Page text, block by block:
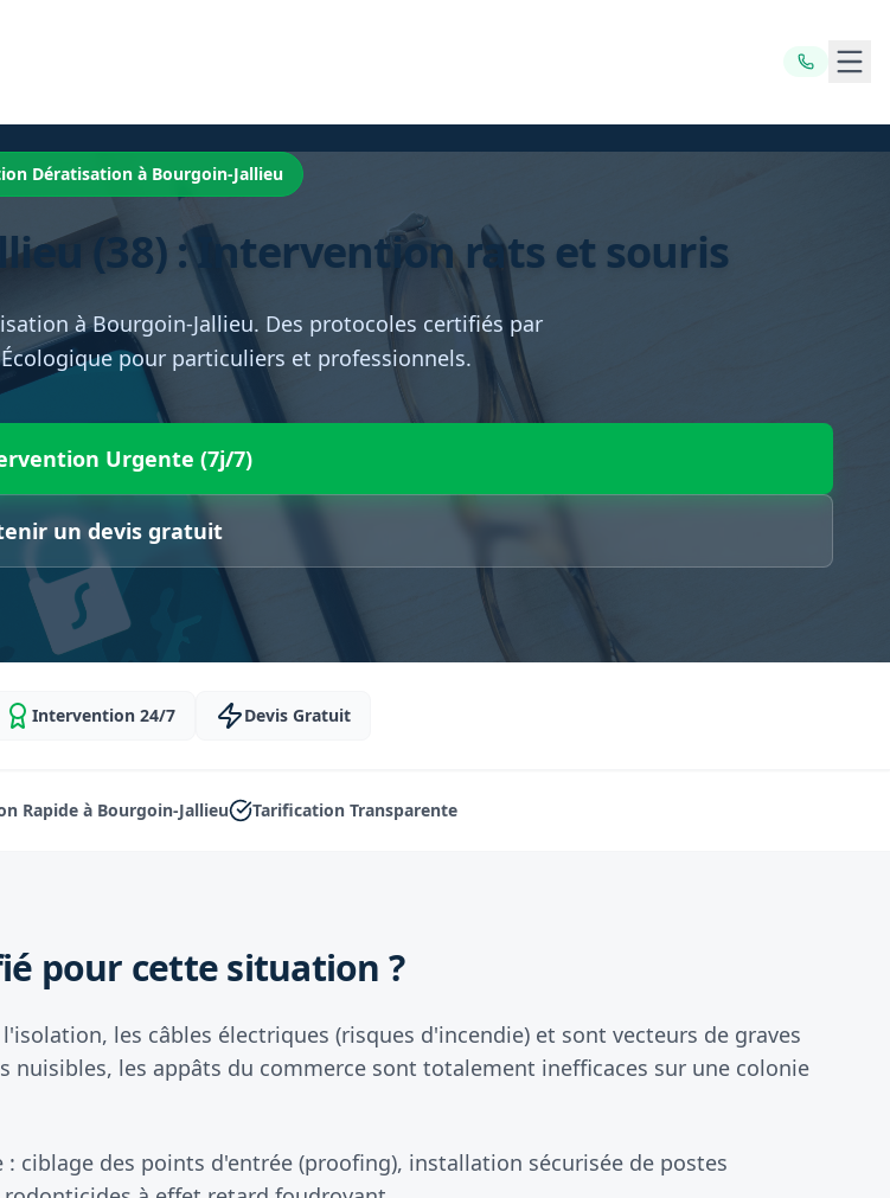
Dératisation à Bourgoin-Jallieu
(38) : Intervention rats et souris
à Bourgoin-Jallieu. Des protocoles certifiés par
pour particuliers et professionnels.
Urgente (7j/7)
un devis gratuit
Intervention 24/7 Devis Gratuit
Rapide à Bourgoin-Jallieu Tarification Transparente
pour cette situation ?
les câbles électriques (risques d'incendie) et sont vecteurs de graves
nuisibles, les appâts du commerce sont totalement inefficaces sur une colonie
des points d'entrée (proofing), installation sécurisée de postes